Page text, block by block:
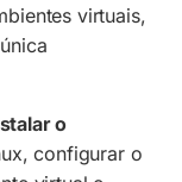
virtuais,
o
configurar o